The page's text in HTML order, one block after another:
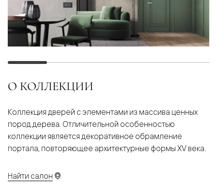
О КОЛЛЕКЦИИ
Коллекция дверей с элементами из массива ценных
пород дерева. Отличительной особенностью
коллекции является декоративное обрамление
портала, повторяющее архитектурные формы XV века.
Найти салон